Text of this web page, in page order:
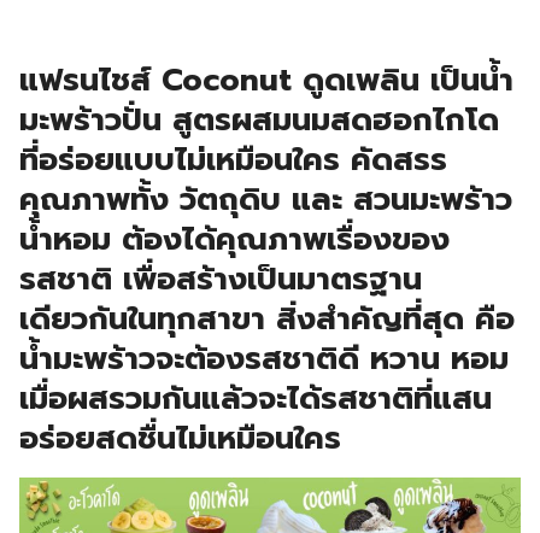
แฟรนไชส์ Coconut ดูดเพลิน เป็นน้ำ
มะพร้าวปั่น สูตรผสมนมสดฮอกไกโด
ที่อร่อยแบบไม่เหมือนใคร คัดสรร
คุณภาพทั้ง วัตถุดิบ และ สวนมะพร้าว
น้ำหอม ต้องได้คุณภาพเรื่องของ
รสชาติ เพื่อสร้างเป็นมาตรฐาน
เดียวกันในทุกสาขา สิ่งสำคัญที่สุด คือ
น้ำมะพร้าวจะต้องรสชาติดี หวาน หอม
เมื่อผสรวมกันแล้วจะได้รสชาติที่แสน
อร่อยสดชื่นไม่เหมือนใคร